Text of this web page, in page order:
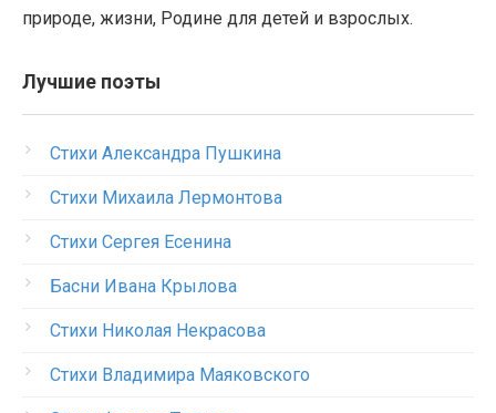
природе, жизни, Родине для детей и взрослых.
Лучшие поэты
Стихи Александра Пушкина
Стихи Михаила Лермонтова
Стихи Сергея Есенина
Басни Ивана Крылова
Стихи Николая Некрасова
Стихи Владимира Маяковского